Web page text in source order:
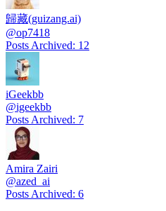
歸藏(guizang.ai)
@op7418
Posts Archived: 12
iGeekbb
@igeekbb
Posts Archived: 7
Amira Zairi
@azed_ai
Posts Archived: 6